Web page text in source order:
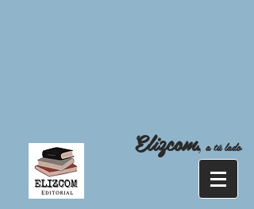
Elizcom, a tú lado